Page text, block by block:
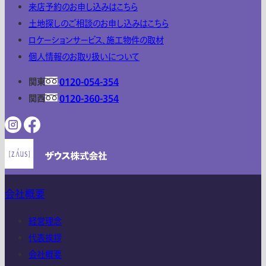
来店予約のお申し込みはこちら
土地探しのご相談のお申し込みはこちら
ロケーションサービス、施工物件の取材
個人情報のお取り扱いについて
関東
0120-054-354
関西
0120-360-354
会社概要
経営理念
代表挨拶
会社概要